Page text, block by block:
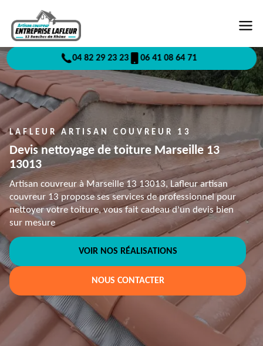
04 82 29 23 23 06 41 08 64 71
LAFLEUR ARTISAN COUVREUR 13
Devis nettoyage de toiture Marseille 13
13013
Artisan couvreur à Marseille 13 13013, Lafleur artisan
couvreur 13 propose ses services de professionnel pour
nettoyer votre toiture, vous fait cadeau d'un devis bien
sur mesure
VOIR NOS RÉALISATIONS
NOUS CONTACTER